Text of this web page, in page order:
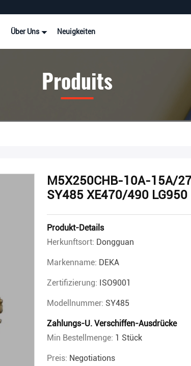
Über Uns Neuigkeiten
Produits
M5X250CHB-10A-15A/
SY485 XE470/490 LG950
Produkt-Details
Herkunftsort: Dongguan
Markenname: DEKA
Zertifizierung: ISO9001
Modellnummer: SY485
Zahlungs-U. Verschiffen-Ausdrücke
Min Bestellmenge: 1 Stück
Preis: Negotiations